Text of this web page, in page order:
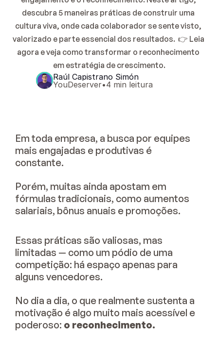
descubra 5 maneiras práticas de construir uma
cultura viva, onde cada colaborador se sente visto,
valorizado e parte essencial dos resultados.  👉 Leia
agora e veja como transformar o reconhecimento
em estratégia de crescimento.
Raúl Capistrano Simón
YouDeserver•4 min leitura
Em toda empresa, a busca por equipes
mais engajadas e produtivas é
constante.
Porém, muitas ainda apostam em
fórmulas tradicionais, como aumentos
salariais, bônus anuais e promoções.
Essas práticas são valiosas, mas
limitadas — como um pódio de uma
competição: há espaço apenas para
alguns vencedores.
No dia a dia, o que realmente sustenta a
motivação é algo muito mais acessível e
poderoso: o reconhecimento.